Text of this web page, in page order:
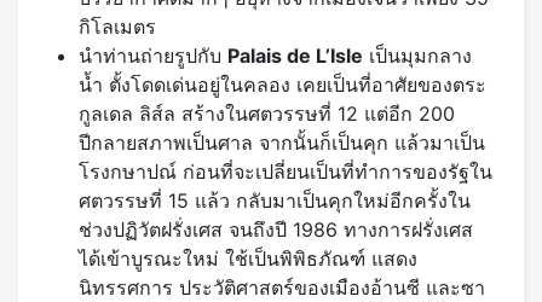
กิโลเมตร
นำท่านถ่ายรูปกับ Palais de L’Isle เป็นมุมกลาง
น้ำ ตั้งโดดเด่นอยู่ในคลอง เคยเป็นที่อาศัยของตระ
กูลเดล ลิส์ล สร้างในศตวรรษที่ 12 แต่อีก 200
ปีกลายสภาพเป็นศาล จากนั้นก็เป็นคุก แล้วมาเป็น
โรงกษาปณ์ ก่อนที่จะเปลี่ยนเป็นที่ทำการของรัฐใน
ศตวรรษที่ 15 แล้ว กลับมาเป็นคุกใหม่อีกครั้งใน
ช่วงปฏิวัตฝรั่งเศส จนถึงปี 1986 ทางการฝรั่งเศส
ได้เข้าบูรณะใหม่ ใช้เป็นพิพิธภัณฑ์ แสดง
นิทรรศการ ประวัติศาสตร์ของเมืองอ้านซี และซา